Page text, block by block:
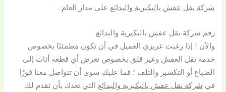
شركة نقل عفش بالبكيرية والبدائع على مدار العام .
رقم شركة نقل عفش بالبكيرية والبدائع
والآن ؛ إذا رغبت عزيزي العميل في أن تكون مطمئنًا بخصوص
خدمة نقل العفش وغير قلق بخصوص تعرض أي قطعة أثاث إلى
الضياع أو التكسير والتلف ؛ فما عليك سوى أن تتواصل معنا فورًا
في شركة نقل عفش بالبكيرية والبدائع التي تعدك بأن تقدم لك